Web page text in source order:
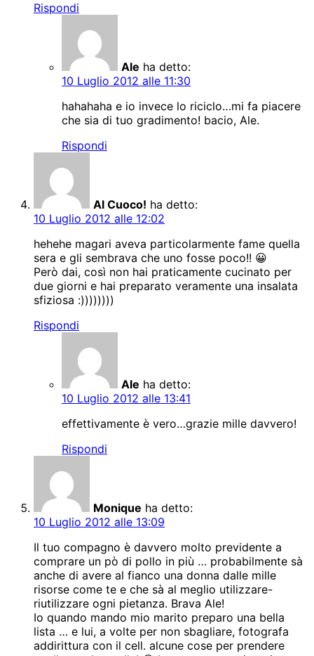
Rispondi
Ale ha detto:
10 Luglio 2012 alle 11:30
hahahaha e io invece lo riciclo…mi fa piacere
che sia di tuo gradimento! bacio, Ale.
Rispondi
Al Cuoco! ha detto:
10 Luglio 2012 alle 12:02
hehehe magari aveva particolarmente fame quella
sera e gli sembrava che uno fosse poco!! 😀
Però dai, così non hai praticamente cucinato per
due giorni e hai preparato veramente una insalata
sfiziosa :))))))))
Rispondi
Ale ha detto:
10 Luglio 2012 alle 13:41
effettivamente è vero…grazie mille davvero!
Rispondi
Monique ha detto:
10 Luglio 2012 alle 13:09
Il tuo compagno è davvero molto previdente a
comprare un pò di pollo in più … probabilmente sà
anche di avere al fianco una donna dalle mille
risorse come te e che sà al meglio utilizzare-
riutilizzare ogni pietanza. Brava Ale!
Io quando mando mio marito preparo una bella
lista … e lui, a volte per non sbagliare, fotografa
addirittura con il cell. alcune cose per prendere